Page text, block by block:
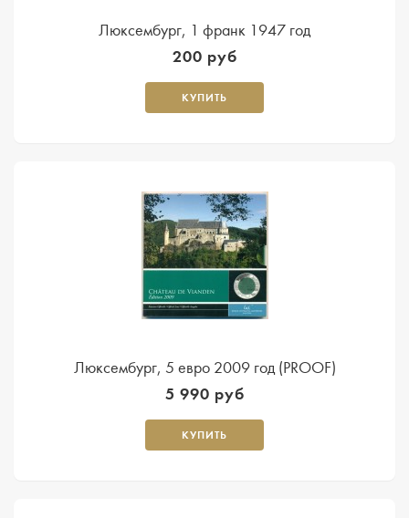
Люксембург, 1 франк 1947 год
200 руб
КУПИТЬ
Люксембург, 5 евро 2009 год (PROOF)
5 990 руб
КУПИТЬ